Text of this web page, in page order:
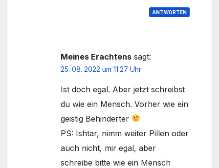
ANTWORTEN
Meines Erachtens sagt:
25. 08. 2022 um 11:27 Uhr
Ist doch egal. Aber jetzt schreibst
du wie ein Mensch. Vorher wie ein
geistig Behinderter
PS: Ishtar, nimm weiter Pillen oder
auch nicht, mir egal, aber
schreibe bitte wie ein Mensch